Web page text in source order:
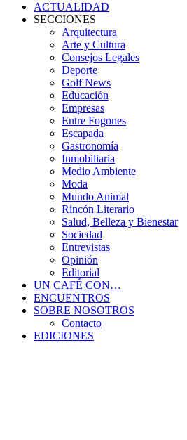
ACTUALIDAD
SECCIONES
Arquitectura
Arte y Cultura
Consejos Legales
Deporte
Golf News
Educación
Empresas
Entre Fogones
Escapada
Gastronomía
Inmobiliaria
Medio Ambiente
Moda
Mundo Animal
Rincón Literario
Salud, Belleza y Bienestar
Sociedad
Entrevistas
Opinión
Editorial
UN CAFÉ CON…
ENCUENTROS
SOBRE NOSOTROS
Contacto
EDICIONES